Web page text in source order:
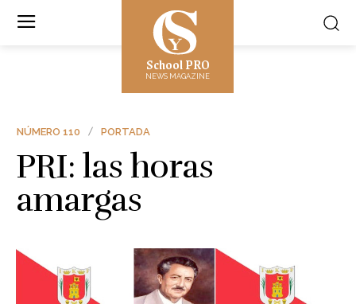
School PRO
NEWS MAGAZINE
NÚMERO 110 PORTADA
PRI: las horas
amargas